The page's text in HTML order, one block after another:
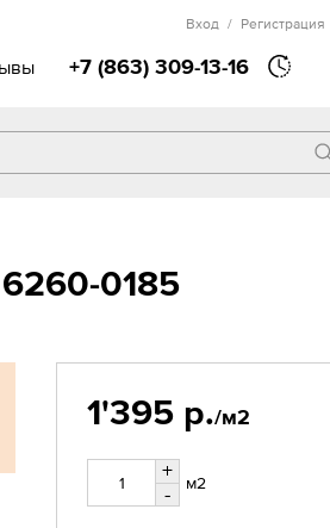
+7 (863) 309-13-16
Вход / Регистрация
0185
1'395 р./м2
+
-
м2